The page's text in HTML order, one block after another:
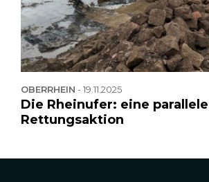
OBERRHEIN -19.11.2025
Die Rheinufer: eine parallele
Rettungsaktion